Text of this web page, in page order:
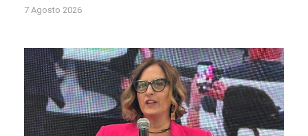
7 Agosto 2026